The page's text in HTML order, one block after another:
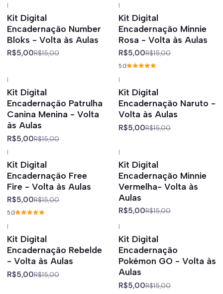
|
Kit Digital
Encadernação Number
Bloks - Volta às Aulas
R$5,00R$15,00
|
Kit Digital
Encadernação Minnie
Rosa - Volta às Aulas
R$5,00R$15,00
5.0
|
Kit Digital
Encadernação Patrulha
Canina Menina - Volta
às Aulas
R$5,00R$15,00
|
Kit Digital
Encadernação Naruto -
Volta às Aulas
R$5,00R$15,00
|
Kit Digital
Encadernação Free
Fire - Volta às Aulas
R$5,00R$15,00
5.0
|
Kit Digital
Encadernação Minnie
Vermelha- Volta às
Aulas
R$5,00R$15,00
|
Kit Digital
Encadernação Rebelde
- Volta às Aulas
R$5,00R$15,00
|
Kit Digital
Encadernação
Pokémon GO - Volta às
Aulas
R$5,00R$15,00